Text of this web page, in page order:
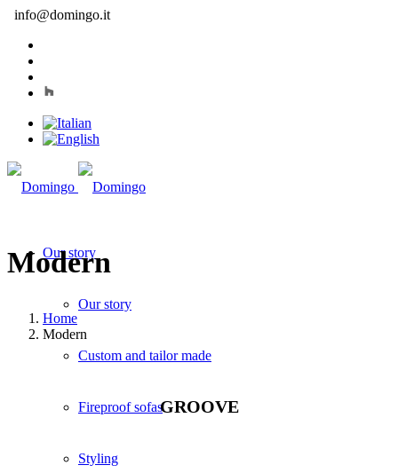
info@domingo.it
Our story
Our story
Custom and tailor made
Fireproof sofas
Styling
Modern
Home
Modern
GROOVE